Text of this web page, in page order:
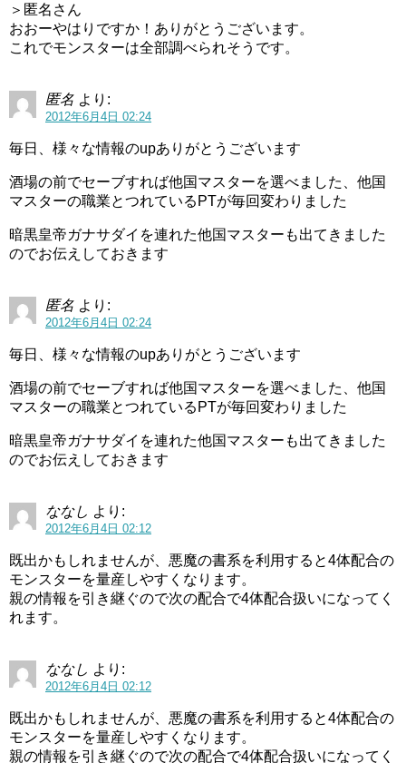
＞匿名さん
おおーやはりですか！ありがとうございます。
これでモンスターは全部調べられそうです。
匿名 より:
2012年6月4日 02:24
毎日、様々な情報のupありがとうございます
酒場の前でセーブすれば他国マスターを選べました、他国
マスターの職業とつれているPTが毎回変わりました
暗黒皇帝ガナサダイを連れた他国マスターも出てきました
のでお伝えしておきます
匿名 より:
2012年6月4日 02:24
毎日、様々な情報のupありがとうございます
酒場の前でセーブすれば他国マスターを選べました、他国
マスターの職業とつれているPTが毎回変わりました
暗黒皇帝ガナサダイを連れた他国マスターも出てきました
のでお伝えしておきます
ななし より:
2012年6月4日 02:12
既出かもしれませんが、悪魔の書系を利用すると4体配合の
モンスターを量産しやすくなります。
親の情報を引き継ぐので次の配合で4体配合扱いになってく
れます。
ななし より:
2012年6月4日 02:12
既出かもしれませんが、悪魔の書系を利用すると4体配合の
モンスターを量産しやすくなります。
親の情報を引き継ぐので次の配合で4体配合扱いになってく